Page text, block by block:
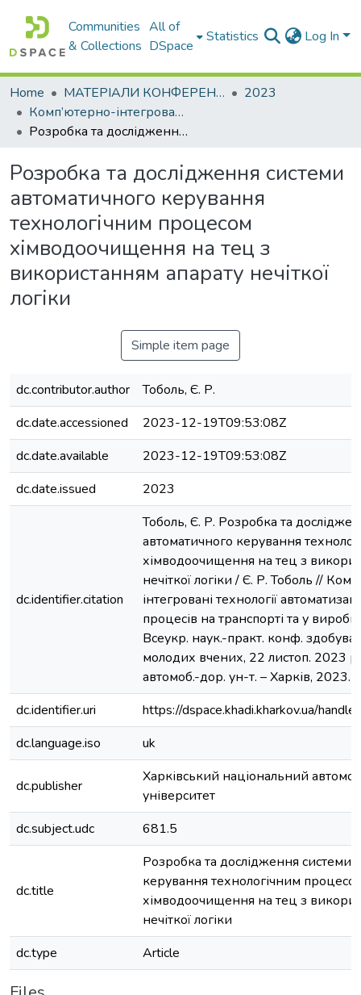
Communities
& Collections
All of
DSpace
Statistics Log In
Home МАТЕРІАЛИ КОНФЕРЕНЦІЙ
2023
Комп’ютерно-інтегровані технології автоматизації технологічних процесів на транспорті та у виробництві
Розробка та дослідження системи автоматичного керування технологічним процесом хімводоочищення на тец з використанням апарату нечіткої логіки
Розробка та дослідження системи
автоматичного керування
технологічним процесом
хімводоочищення на тец з
використанням апарату нечіткої
логіки
Simple item page
dc.contributor.author
Тоболь, Є. Р.
dc.date.accessioned
2023-12-19T09:53:08Z
dc.date.available
2023-12-19T09:53:08Z
dc.date.issued
2023
dc.identifier.citation
Тоболь, Є. Р. Розробка та
автоматичного керування
хімводоочищення на тец з
нечіткої логіки / Є. Р. Тоболь //
інтегровані технології
процесів на транспорті та у
Всеукр. наук.-практ. конф.
молодих вчених, 22 листоп. 2023
автомоб.-дор. ун-т. – Харків, 2023.
dc.identifier.uri
https://dspace.khadi.kharkov.ua/
dc.language.iso
uk
dc.publisher
Харківський національний
університет
dc.subject.udc
681.5
dc.title
Розробка та дослідження системи
керування технологічним
хімводоочищення на тец з
нечіткої логіки
dc.type
Article